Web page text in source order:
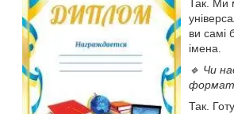
Так. Ми
ви самі
імена.
🔹 Чи
Так.